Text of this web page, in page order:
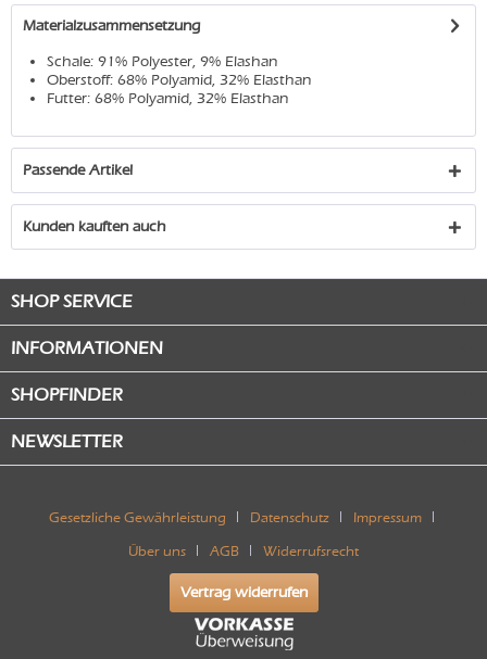
Materialzusammensetzung
Schale: 91% Polyester, 9% Elashan
Oberstoff: 68% Polyamid, 32% Elasthan
Futter: 68% Polyamid, 32% Elasthan
Passende Artikel
Kunden kauften auch
SHOP SERVICE
INFORMATIONEN
SHOPFINDER
NEWSLETTER
Gesetzliche Gewährleistung Datenschutz Impressum
Über uns AGB Widerrufsrecht
Vertrag widerrufen